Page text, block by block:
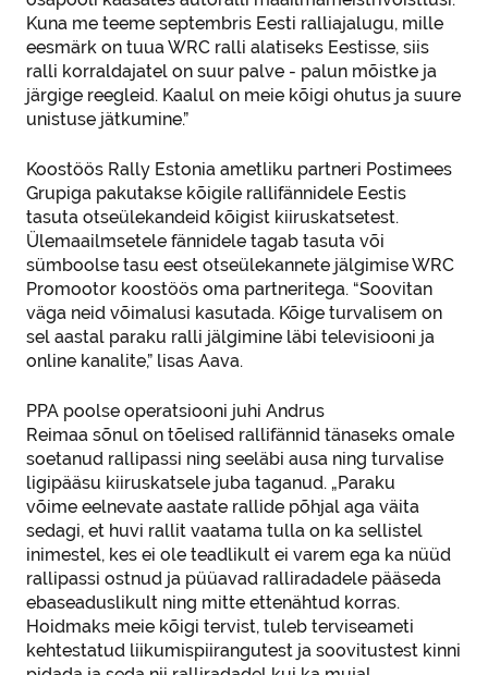
Kuna me teeme septembris Eesti ralliajalugu, mille
eesmärk on tuua WRC ralli alatiseks Eestisse, siis
ralli korraldajatel on suur palve - palun mõistke ja
järgige reegleid. Kaalul on meie kõigi ohutus ja suure
unistuse jätkumine.”
Koostöös Rally Estonia ametliku partneri Postimees
Grupiga pakutakse kõigile rallifännidele Eestis
tasuta otseülekandeid kõigist kiiruskatsetest.
Ülemaailmsetele fännidele tagab tasuta või
sümboolse tasu eest otseülekannete jälgimise WRC
Promootor koostöös oma partneritega. “Soovitan
väga neid võimalusi kasutada. Kõige turvalisem on
sel aastal paraku ralli jälgimine läbi televisiooni ja
online kanalite,” lisas Aava.
PPA poolse operatsiooni juhi Andrus
Reimaa sõnul on tõelised rallifännid tänaseks omale
soetanud rallipassi ning seeläbi ausa ning turvalise
ligipääsu kiiruskatsele juba taganud. „Paraku
võime eelnevate aastate rallide põhjal aga väita
sedagi, et huvi rallit vaatama tulla on ka sellistel
inimestel, kes ei ole teadlikult ei varem ega ka nüüd
rallipassi ostnud ja püüavad ralliradadele pääseda
ebaseaduslikult ning mitte ettenähtud korras.
Hoidmaks meie kõigi tervist, tuleb terviseameti
kehtestatud liikumispiirangutest ja soovitustest kinni